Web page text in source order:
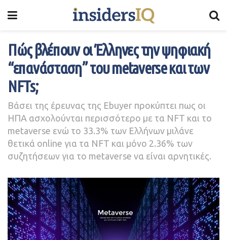
Πώς βλέπουν οι Έλληνες την ψηφιακή
“επανάσταση” του metaverse και των
NFTs;
Βάσει της έρευνας της Ebuyer προκύπτει πως οι
ΗΠΑ ασχολούνται περισσότερο με τα NFT και το
metaverse ενώ το 33.3% των Ελλήνων μιλάνε
θετικά online για τα NFT και μόνο 2.36% των
συζητήσεων για το metaverse να είναι αρνητικές.